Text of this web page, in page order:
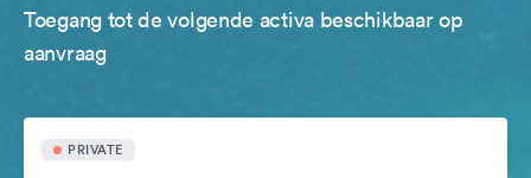
Toegang tot de volgende activa beschikbaar op
aanvraag
PRIVATE